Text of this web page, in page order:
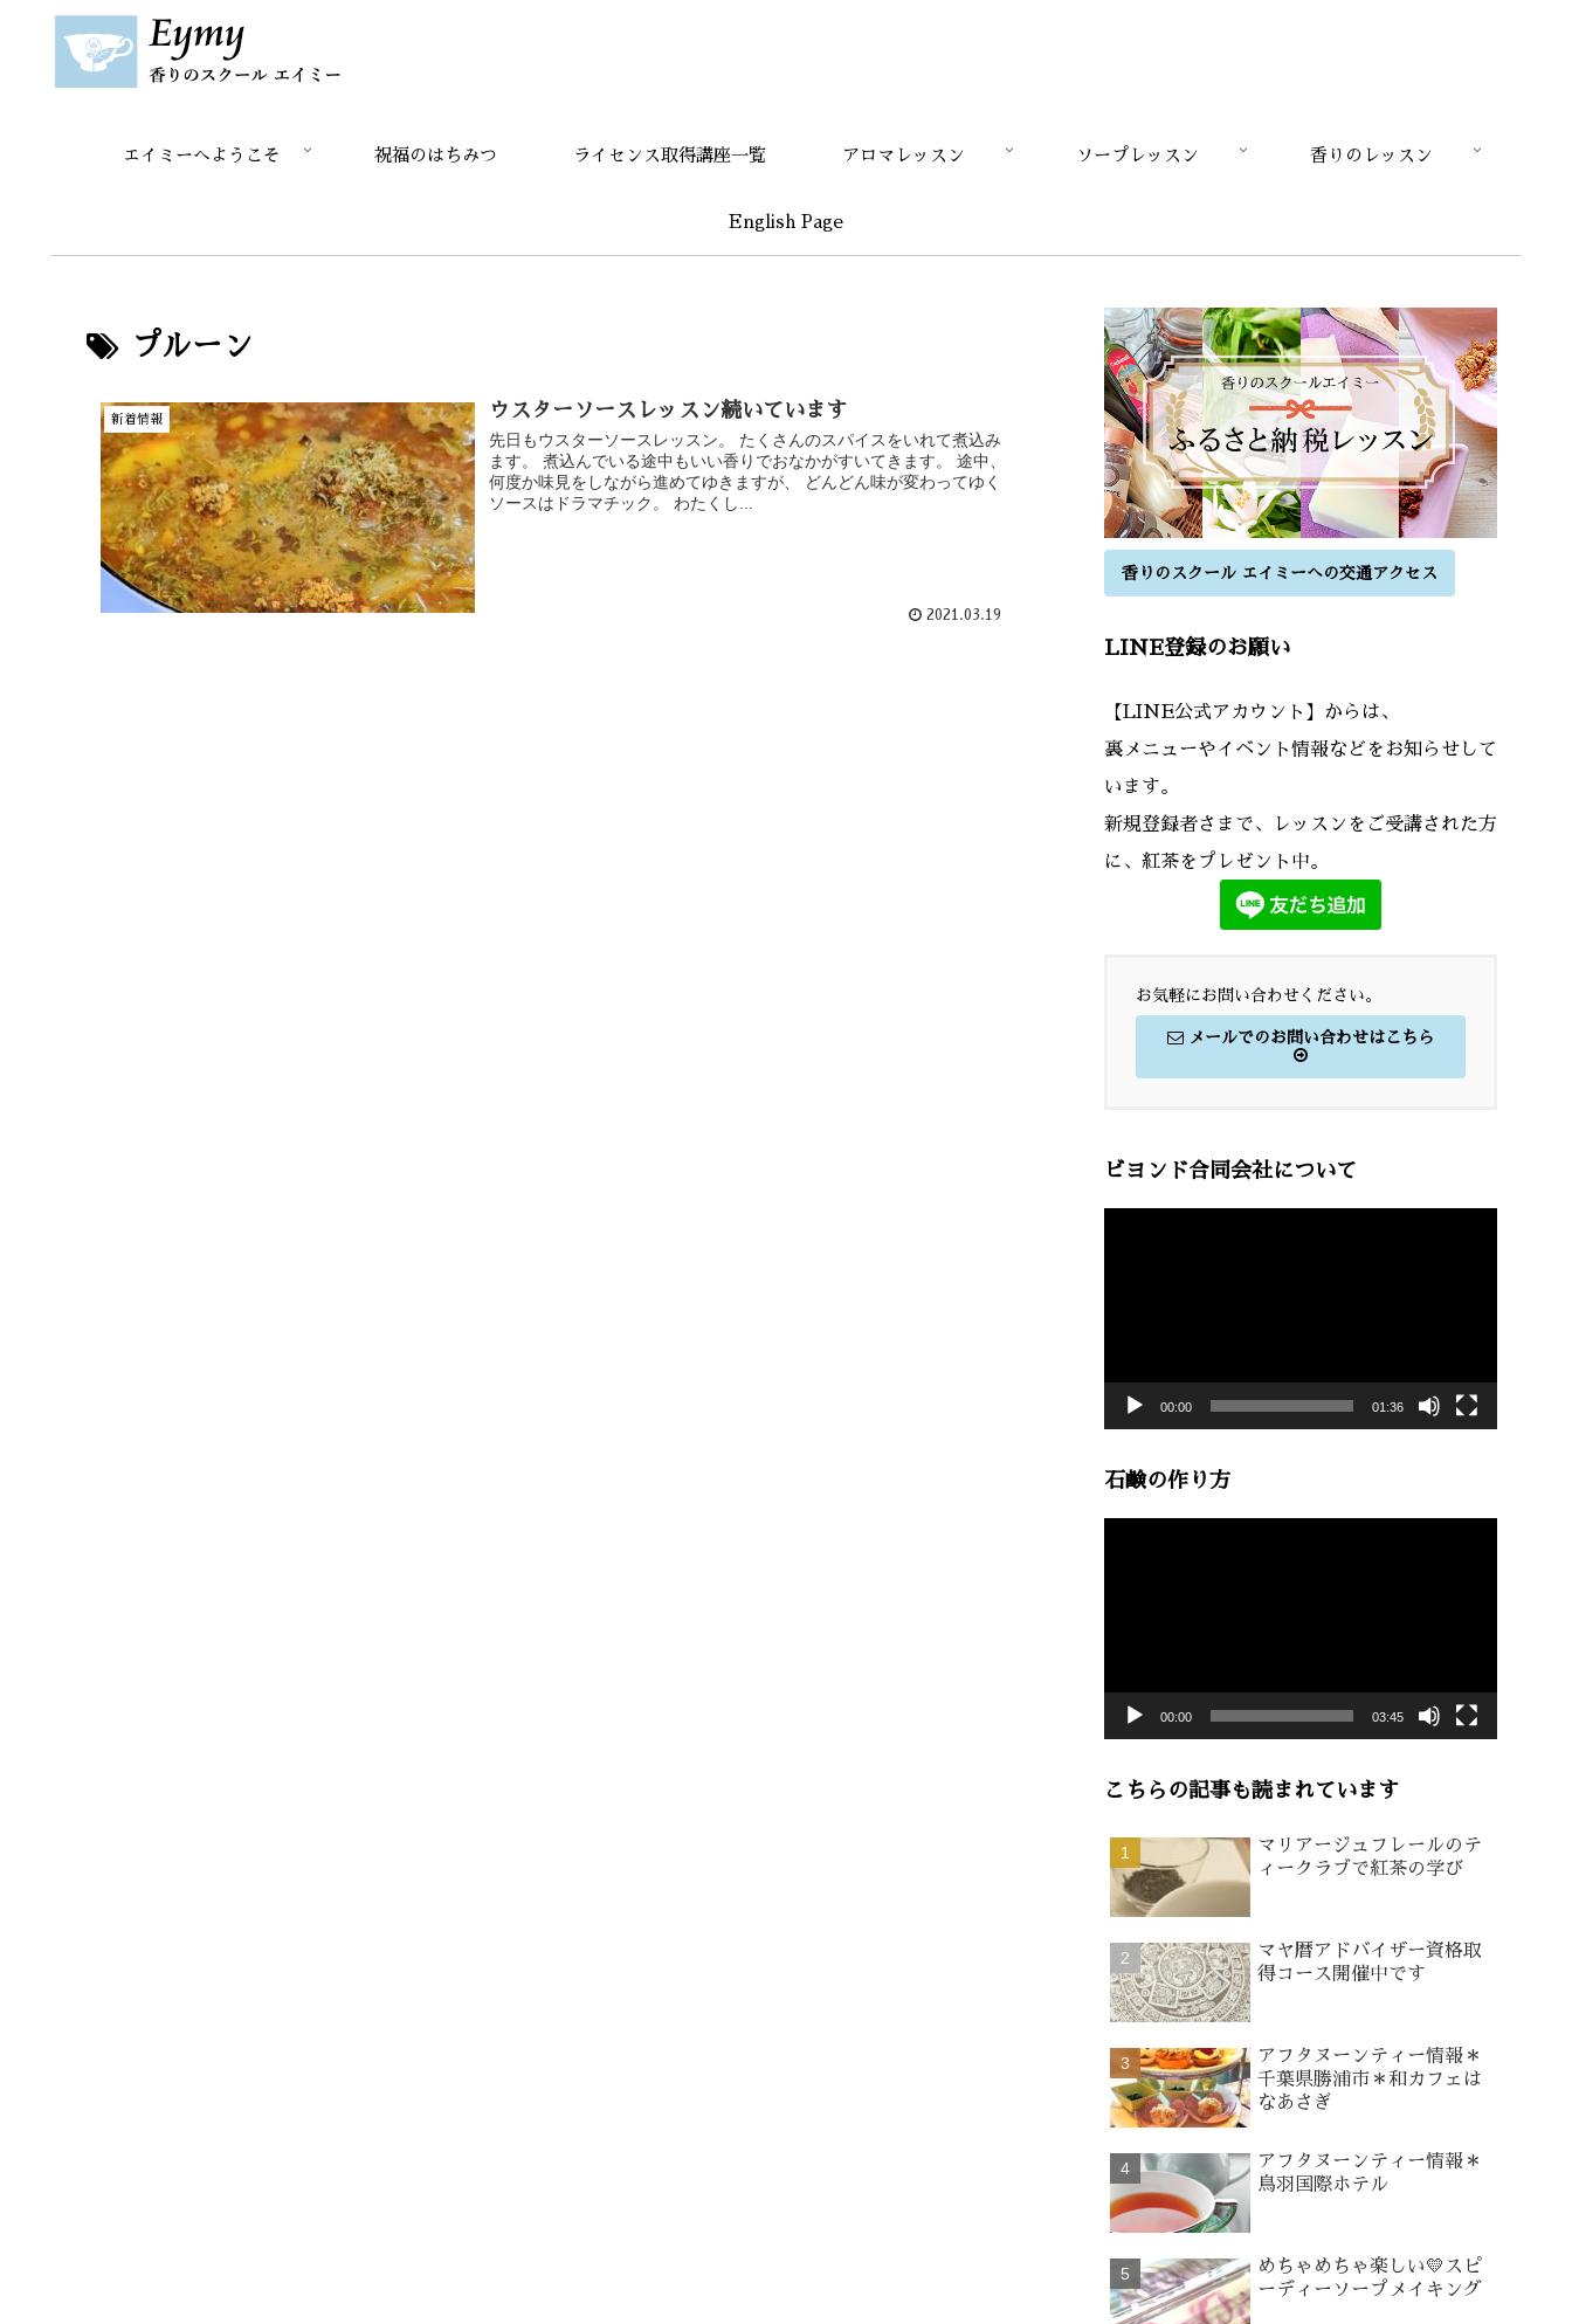
エイミーへようこそ 祝福のはちみつ ライセンス取得講座一覧 アロマレッスン ソープレッスン 香りのレッスン
English Page
プルーン
新着情報 ウスターソースレッスン続いています
先日もウスターソースレッスン。 たくさんのスパイスをいれて煮込み
ます。 煮込んでいる途中もいい香りでおなかがすいてきます。 途中、
何度か味見をしながら進めてゆきますが、 どんどん味が変わってゆく
ソースはドラマチック。 わたくし...
2021.03.19
香りのスクール エイミーへの交通アクセス
LINE登録のお願い
【LINE公式アカウント】からは、
裏メニューやイベント情報などをお知らせして
います。
新規登録者さまで、レッスンをご受講された方
に、紅茶をプレゼント中。
お気軽にお問い合わせください。
メールでのお問い合わせはこちら
ビヨンド合同会社について
00:00 01:36
石鹸の作り方
00:00 03:45
こちらの記事も読まれています
マリアージュフレールのテ
ィークラブで紅茶の学び
マヤ暦アドバイザー資格取
得コース開催中です
アフタヌーンティー情報＊
千葉県勝浦市＊和カフェは
なあさぎ
アフタヌーンティー情報＊
鳥羽国際ホテル
めちゃめちゃ楽しい💛スピ
ーディーソープメイキング